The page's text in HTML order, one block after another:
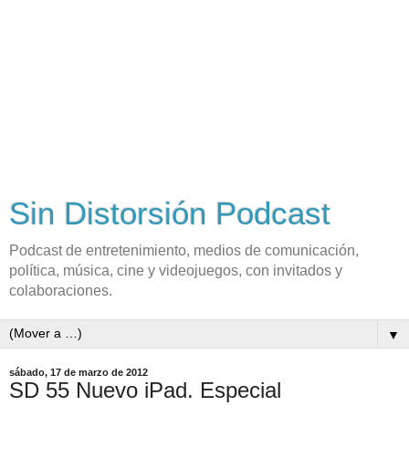
Sin Distorsión Podcast
Podcast de entretenimiento, medios de comunicación,
política, música, cine y videojuegos, con invitados y
colaboraciones.
▼
sábado, 17 de marzo de 2012
SD 55 Nuevo iPad. Especial